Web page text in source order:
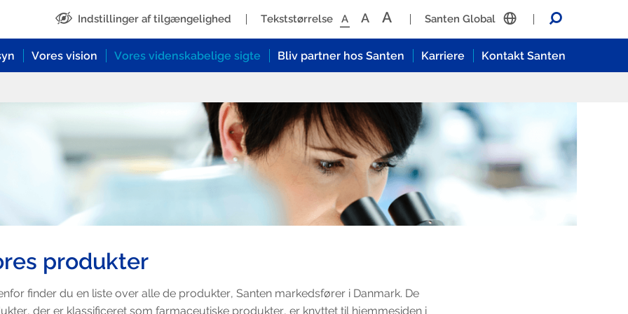
Indstillinger af tilgængelighed Tekststørrelse A A A Santen Global
Glaukom
Øjentørhed
Allergi
Øjeninfektion
Vores vision
Om Santen
Ansvar
Vores videnskabelige sigte
Teknologier
Produktportefølje
Bliv partner hos Santen
Hvorfor være partner med Santen?
Karriere
Ansøg nu
Kontakt Santen
Kontakt Santen Danmark
Medicinsk information og feedback
produkter
finder du en liste over alle de produkter, Santen markedsfører i Danmark. De
der er klassificeret som farmaceutiske produkter, er knyttet til hjemmesiden i